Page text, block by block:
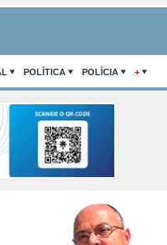
POLÍTICA POLÍCIA +